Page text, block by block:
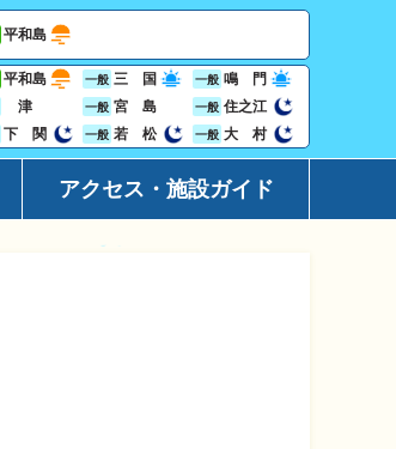
平和島
平和島 一般 三 国 一般 鳴 門
津 一般 宮 島 一般 住之江
下 関 一般 若 松 一般 大 村
アクセス・施設ガイド